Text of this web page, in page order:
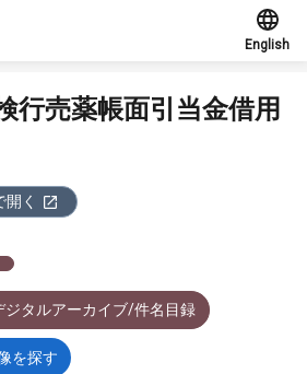
English
行売薬帳面引当金借用
く
ジタルアーカイブ/件名目録
を探す